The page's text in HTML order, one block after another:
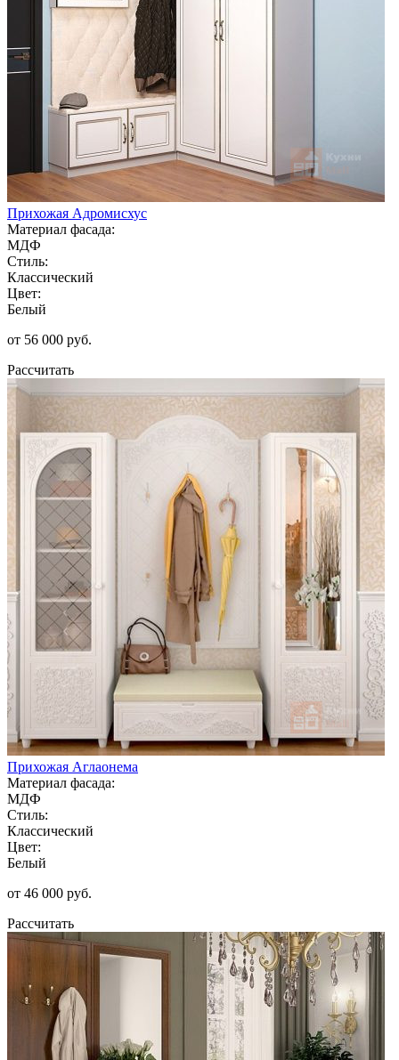
Прихожая Адромисхус
Материал фасада:
МДФ
Стиль:
Классический
Цвет:
Белый
от 56 000 руб.
Рассчитать
Прихожая Аглаонема
Материал фасада:
МДФ
Стиль:
Классический
Цвет:
Белый
от 46 000 руб.
Рассчитать